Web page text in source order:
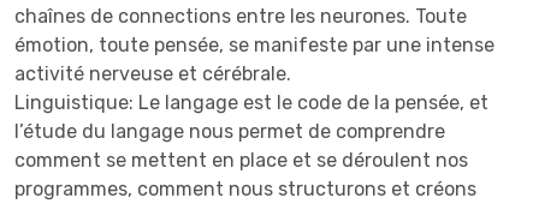
chaînes de connections entre les neurones. Toute
émotion, toute pensée, se manifeste par une intense
activité nerveuse et cérébrale.
Linguistique: Le langage est le code de la pensée, et
l’étude du langage nous permet de comprendre
comment se mettent en place et se déroulent nos
programmes, comment nous structurons et créons